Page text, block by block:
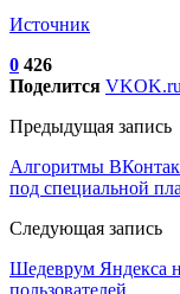
Источник
0 426
Поделится VKOK.ru
Предыдущая запись
Алгоритмы
под специальной
Следующая запись
Шедеврум Яндекса
пользователей